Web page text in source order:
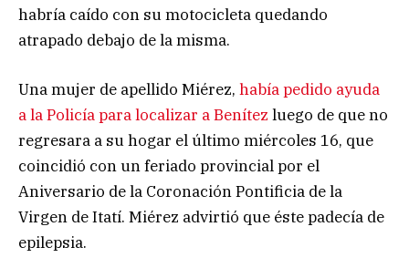
habría caído con su motocicleta quedando
atrapado debajo de la misma.
Una mujer de apellido Miérez, había pedido ayuda
a la Policía para localizar a Benítez luego de que no
regresara a su hogar el último miércoles 16, que
coincidió con un feriado provincial por el
Aniversario de la Coronación Pontificia de la
Virgen de Itatí. Miérez advirtió que éste padecía de
epilepsia.